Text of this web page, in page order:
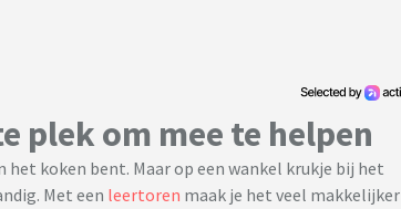
plek om mee te helpen
het koken bent. Maar op een wankel krukje bij het
Met een leertoren maak je het veel makkelijker